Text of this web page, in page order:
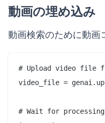
動画の埋め込み
動画検索のために動画
# Upload video file
video_file =
# Wait for processing